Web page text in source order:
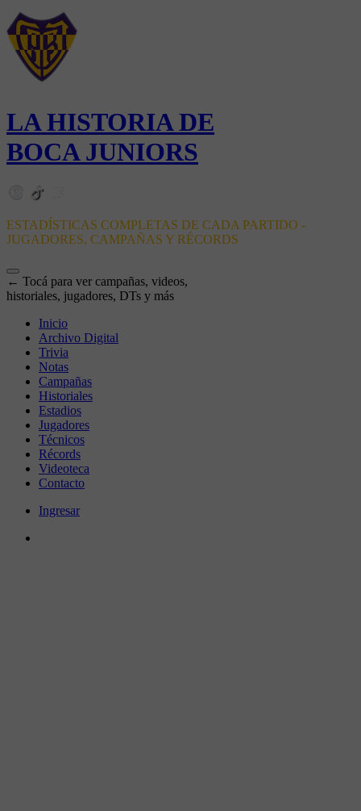
LA HISTORIA DE
BOCA JUNIORS
ESTADÍSTICAS COMPLETAS DE CADA PARTIDO -
JUGADORES, CAMPAÑAS Y RÉCORDS
← Tocá para ver campañas, videos,
historiales, jugadores, DTs y más
Inicio
Archivo Digital
Trivia
Notas
Campañas
Historiales
Estadios
Jugadores
Técnicos
Récords
Videoteca
Contacto
Ingresar